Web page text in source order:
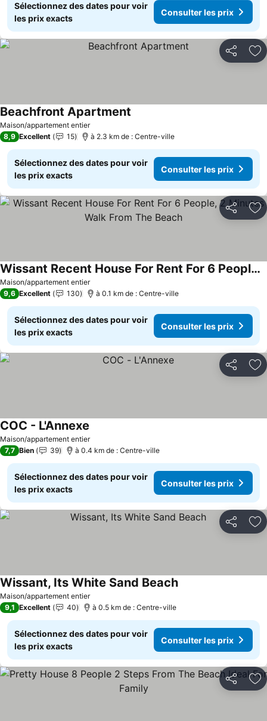
Sélectionnez des dates pour voir
les prix exacts
Consulter les prix
Partager
Maison/appartement entier
Beachfront Apartment
8,9 Excellent 15 à 2.3 km de : Centre-ville
Sélectionnez des dates pour voir
les prix exacts
Consulter les prix
Partager
Maison/appartement entier
Wissant Recent House For Rent For 6 People, 2 Minutes Walk From The Beach
Consulter les prix
9,6 Excellent 130 à 0.1 km de : Centre-ville
Sélectionnez des dates pour voir
les prix exacts
Consulter les prix
Partager
Maison/appartement entier
COC - L'Annexe
7,7 Bien 39 à 0.4 km de : Centre-ville
Sélectionnez des dates pour voir
les prix exacts
Consulter les prix
Partager
Maison/appartement entier
Wissant, Its White Sand BeachConsulter les prix
9,1 Excellent 40 à 0.5 km de : Centre-ville
Sélectionnez des dates pour voir
les prix exacts
Consulter les prix
Partager